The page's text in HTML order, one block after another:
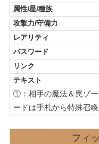
①：相手の魔法＆罠ゾー
ードは手札から特殊召喚
フィ